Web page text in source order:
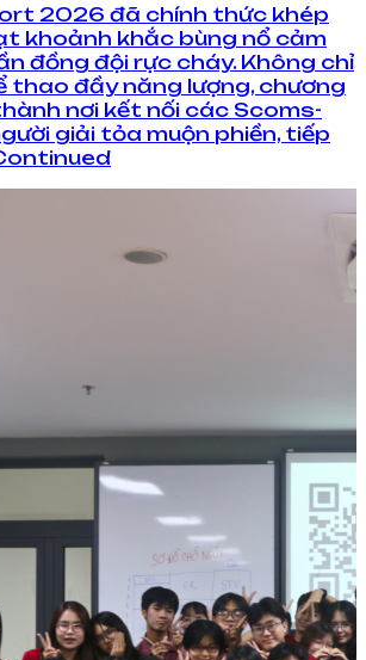
2026 đã chính thức khép
khoảnh khắc bùng nổ cảm
đồng đội rực cháy. Không chỉ
thao đầy năng lượng, chương
nơi kết nối các Scoms-
giải tỏa muộn phiền, tiếp